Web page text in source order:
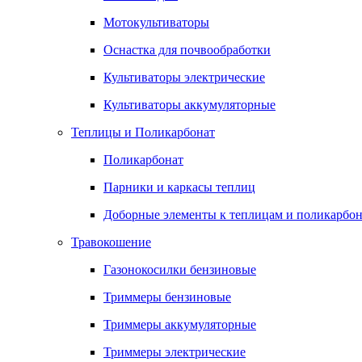
Мотокультиваторы
Оснастка для почвообработки
Культиваторы электрические
Культиваторы аккумуляторные
Теплицы и Поликарбонат
Поликарбонат
Парники и каркасы теплиц
Доборные элементы к теплицам и
Травокошение
Газонокосилки бензиновые
Триммеры бензиновые
Триммеры аккумуляторные
Триммеры электрические